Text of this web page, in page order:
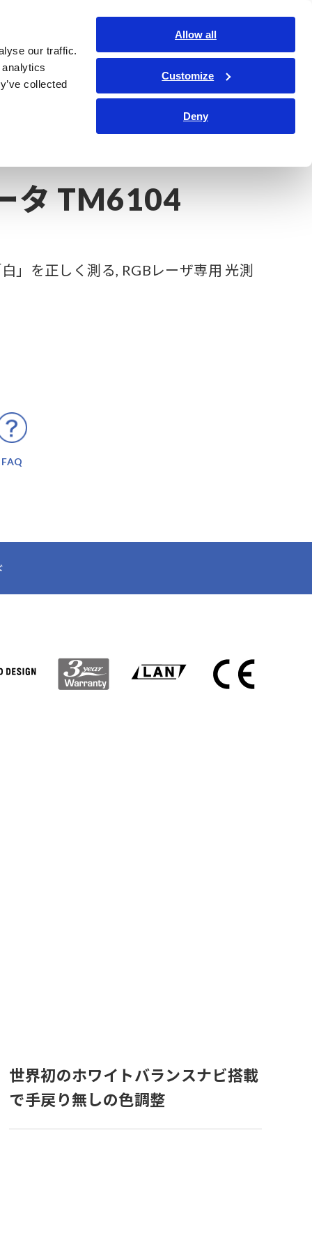
our traffic.
collected
Allow all
Customize
Deny
ービス・サポート コーポレート・IR
お問い合わせ
タ TM6104
」を正しく測る, RGBレーザ専用 光測
FAQ
世界初のホワイトバランスナビ搭載
で手戻り無しの色調整